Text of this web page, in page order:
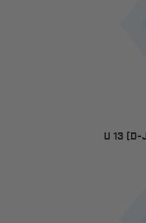
U 13